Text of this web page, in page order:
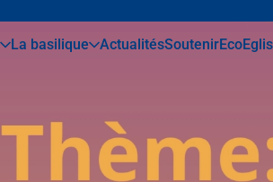
La basilique ActualitésSoutenir